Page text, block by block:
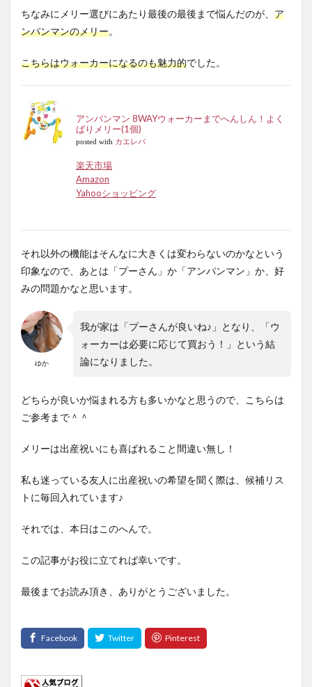
ちなみにメリー選びにあたり最後の最後まで悩んだのが、 ア
ンパンマンのメリー。
こちらはウォーカーになるのも魅力的でした。
アンパンマン 8WAYウォーカーまでへんしん！よく
ばりメリー(1個)
posted with カエレバ
楽天市場
Amazon
Yahooショッピング
それ以外の機能はそんなに大きくは変わらないのかなという
印象なので、あとは「プーさん」か「アンパンマン」か、好
みの問題かなと思います。
ゆか
我が家は「プーさんが良いね♪」となり、「ウ
ォーカーは必要に応じて買おう！」という結
論になりました。
どちらが良いか悩まれる方も多いかなと思うので、こちらは
ご参考まで＾＾
メリーは出産祝いにも喜ばれること間違い無し！
私も迷っている友人に出産祝いの希望を聞く際は、候補リス
トに毎回入れています♪
それでは、本日はこのへんで。
この記事がお役に立てれば幸いです。
最後までお読み頂き、ありがとうございました。